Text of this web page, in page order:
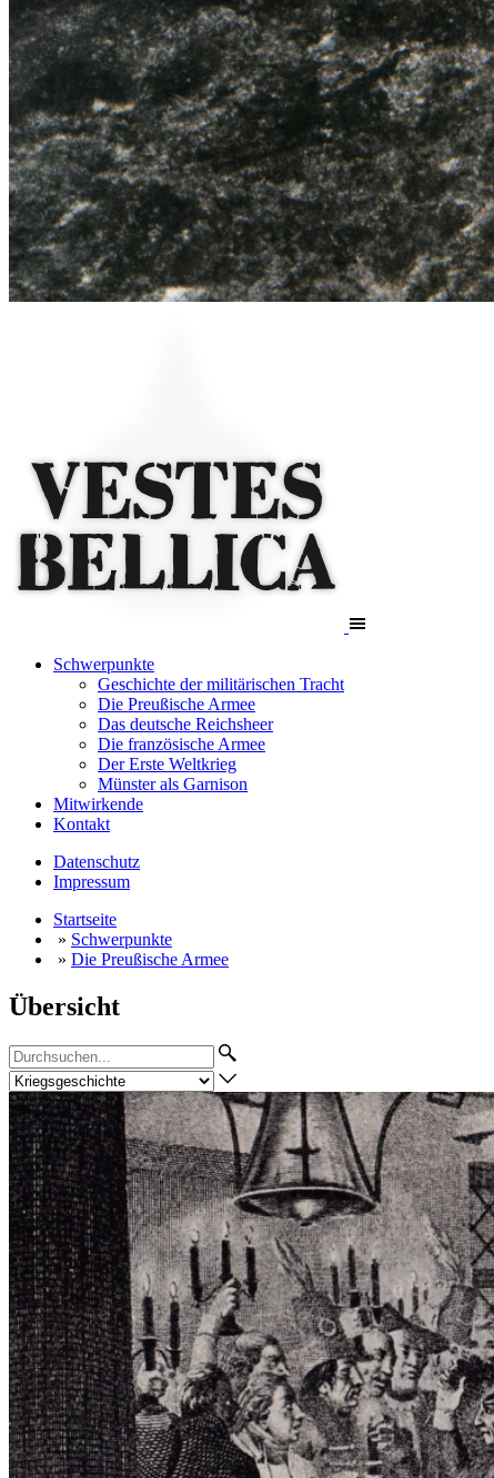
Schwerpunkte
Geschichte der militärischen Tracht
Die Preußische Armee
Das deutsche Reichsheer
Die französische Armee
Der Erste Weltkrieg
Münster als Garnison
Mitwirkende
Kontakt
Datenschutz
Impressum
Startseite
» Schwerpunkte
» Die Preußische Armee
Übersicht